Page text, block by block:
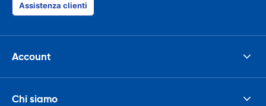
Assistenza clienti
Account
Chi siamo